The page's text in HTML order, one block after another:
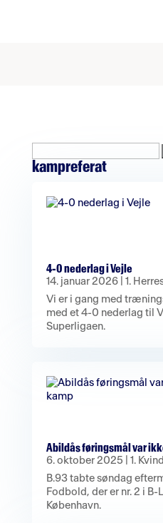
efter:
kampreferat
4-0 nederlag i Vejle
14. januar 2026| 1.
Vi er i gang med
med et 4-0 nederlag til
Superligaen.
Abildås føringsmål var
6. oktober 2025 1.
B.93 tabte søndag
Fodbold, der er nr. 2 i B-
København.